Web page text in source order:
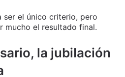
ser el único criterio, pero
mucho el resultado final.
la jubilación